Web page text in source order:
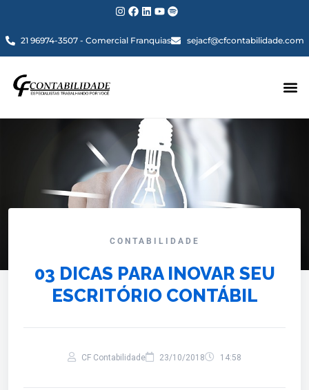
21 96974-3507 - Comercial Franquias sejacf@cfcontabilidade.com
CONTABILIDADE
03 DICAS PARA INOVAR SEU
ESCRITÓRIO CONTÁBIL
CF Contabilidade 23/10/2018 14:58